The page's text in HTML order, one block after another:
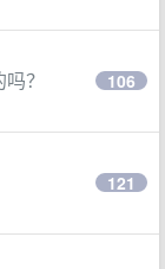
？ 106
121